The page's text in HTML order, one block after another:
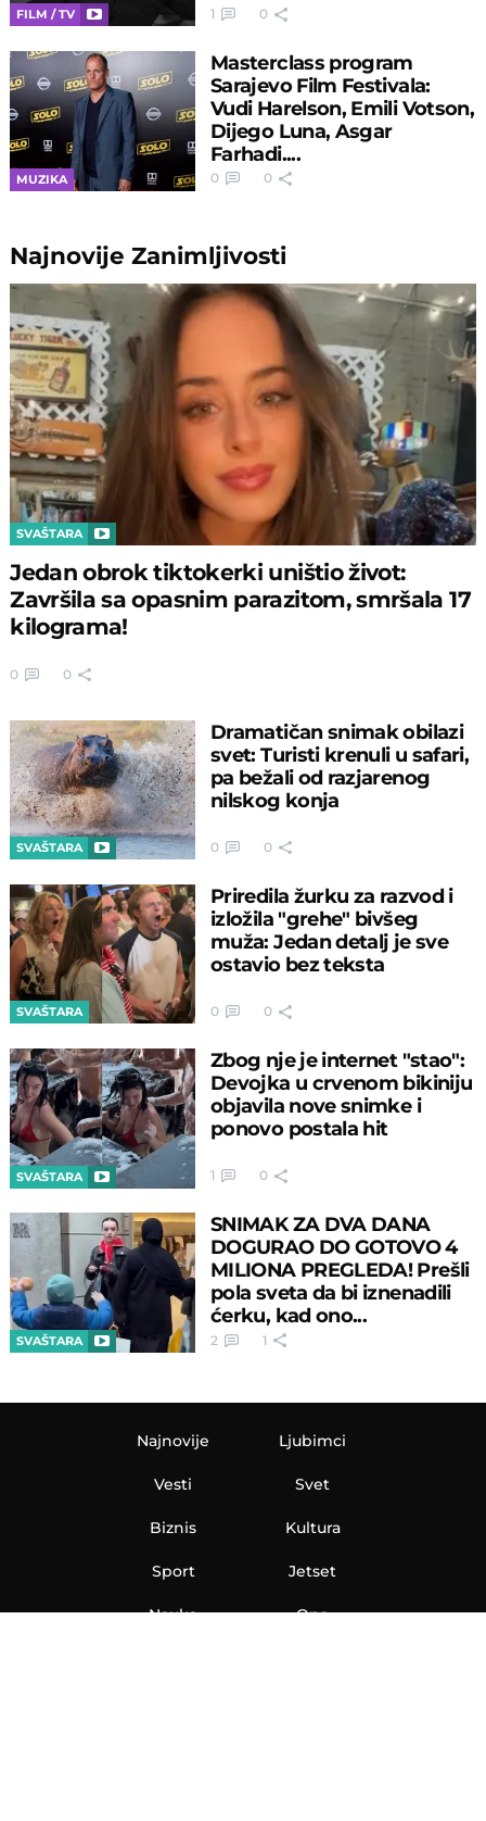
FILM / TV 1 0
MUZIKA
Masterclass program
Sarajevo Film Festivala:
Vudi Harelson, Emili Votson,
Dijego Luna, Asgar
Farhadi....
0 0
NajnovijeZanimljivosti
SVAŠTARA
Jedan obrok tiktokerki uništio život:
Završila sa opasnim parazitom, smršala 17
kilograma!
0 0
SVAŠTARA
Dramatičan snimak obilazi
svet: Turisti krenuli u safari,
pa bežali od razjarenog
nilskog konja
0 0
SVAŠTARA
Priredila žurku za razvod i
izložila "grehe" bivšeg
muža: Jedan detalj je sve
ostavio bez teksta
0 0
SVAŠTARA
Zbog nje je internet "stao":
Devojka u crvenom bikiniju
objavila nove snimke i
ponovo postala hit
1 0
SVAŠTARA
SNIMAK ZA DVA DANA
DOGURAO DO GOTOVO 4
MILIONA PREGLEDA! Prešli
pola sveta da bi iznenadili
ćerku, kad ono...
2 1
Najnovije
Vesti
Biznis
Sport
Nauka
Ljubimci
Svet
Kultura
Jetset
Ona